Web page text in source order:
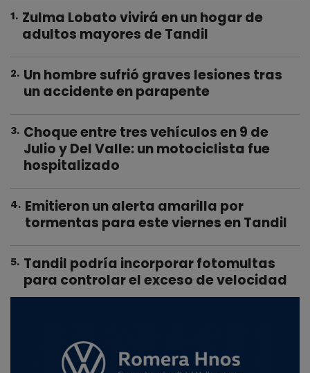
1. Zulma Lobato vivirá en un hogar de
adultos mayores de Tandil
2. Un hombre sufrió graves lesiones tras
un accidente en parapente
3. Choque entre tres vehículos en 9 de
Julio y Del Valle: un motociclista fue
hospitalizado
4. Emitieron un alerta amarilla por
tormentas para este viernes en Tandil
5. Tandil podría incorporar fotomultas
para controlar el exceso de velocidad